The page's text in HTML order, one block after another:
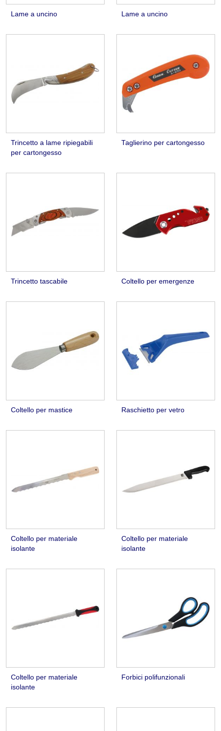
Lame a uncino Lame a uncino
Trincetto a lame ripiegabili
per cartongesso
Taglierino per cartongesso
Trincetto tascabile Coltello per emergenze
Coltello per mastice Raschietto per vetro
Coltello per materiale
isolante
Coltello per materiale
isolante
Coltello per materiale
isolante
Forbici polifunzionali